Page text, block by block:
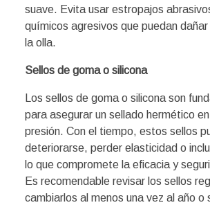
suave. Evita usar estropajos
químicos agresivos que puedan
la olla.
Sellos de goma o silicona
Los sellos de goma o silicona son
para asegurar un sellado hermético
presión. Con el tiempo, estos sellos
deteriorarse, perder elasticidad o
lo que compromete la eficacia y
Es recomendable revisar los sellos
cambiarlos al menos una vez al año o